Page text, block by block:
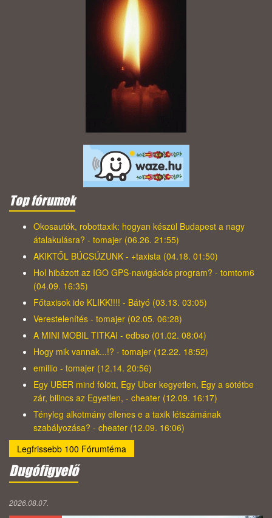
Top fórumok
Okosautók, robottaxik: hogyan készül Budapest a nagy
átalakulásra? - tomajer (06.26. 21:55)
AKIKTŐL BÚCSÚZUNK - +taxista (04.18. 01:50)
Hol hibázott az IGO GPS-navigációs program? - tomtom6
(04.09. 16:35)
Főtaxisok ide KLIKK!!!! - Bátyó (03.13. 03:05)
Verestelenítés - tomajer (02.05. 06:28)
A MINI MOBIL TITKAI - edbso (01.02. 08:04)
Hogy mik vannak...!? - tomajer (12.22. 18:52)
emillio - tomajer (12.14. 20:56)
Egy UBER mind fölött, Egy Uber kegyetlen, Egy a sötétbe
zár, bilincs az Egyetlen, - cheater (12.09. 16:17)
Tényleg alkotmány ellenes e a taxik létszámának
szabályozása? - cheater (12.09. 16:06)
Legfrissebb 100 Fórumtéma
Dugófigyelő
2026.08.07.